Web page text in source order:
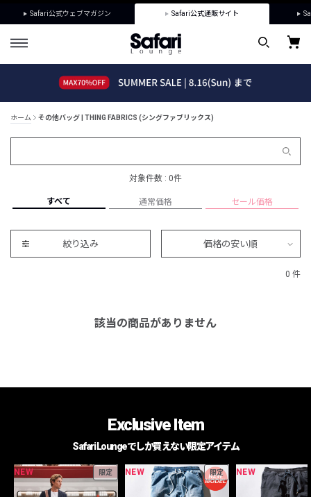
Safari公式ウェブマガジン Safari公式通販サイト
ホーム その他バッグ | THING FABRICS (シングファブリックス)
対象件数 : 0件
すべて 通常価格 セール価格
絞り込み 価格の安い順
0 件
該当の商品がありません
Exclusive Item
Safari Loungeでしか買えない限定アイテム
NEW 限定 NEW 限定 NEW